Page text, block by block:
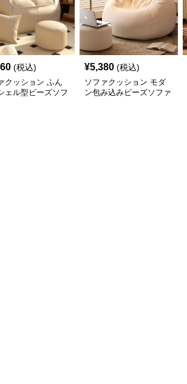
(税込)
クッション ふん
ェル型ビーズソフ
¥5,380 (税込)
ソファクッション モダ
ン包み込みビーズソファ